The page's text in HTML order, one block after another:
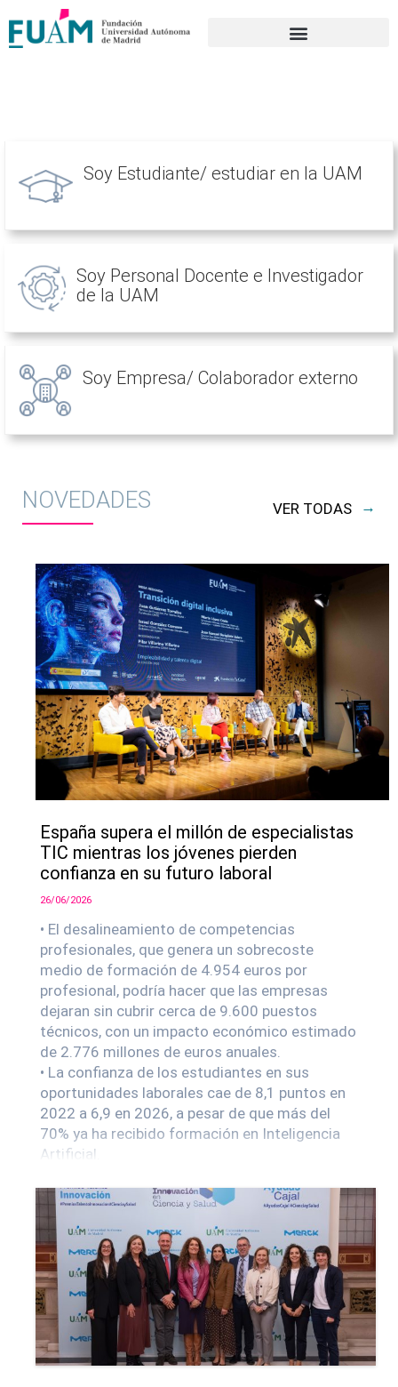
Soy Estudiante/ estudiar en la UAM
Soy Personal Docente e Investigador
de la UAM
Soy Empresa/ Colaborador externo
VER TODAS →
NOVEDADES
España supera el millón de especialistas
TIC mientras los jóvenes pierden
confianza en su futuro laboral
26/06/2026
• El desalineamiento de competencias
profesionales, que genera un sobrecoste
medio de formación de 4.954 euros por
profesional, podría hacer que las empresas
dejaran sin cubrir cerca de 9.600 puestos
técnicos, con un impacto económico estimado
de 2.776 millones de euros anuales.
• La confianza de los estudiantes en sus
oportunidades laborales cae de 8,1 puntos en
2022 a 6,9 en 2026, a pesar de que más del
70% ya ha recibido formación en Inteligencia
Artificial.
Generativa y Aprendizaje Automático lideran
las competencias más demandadas por las
empresas.
• El estudio alerta de la necesidad de reforzar
la colaboración entre universidades, empresas
e instituciones para reducir la brecha de
talento digital, situada todavía en 39,1 puntos
sobre 100.